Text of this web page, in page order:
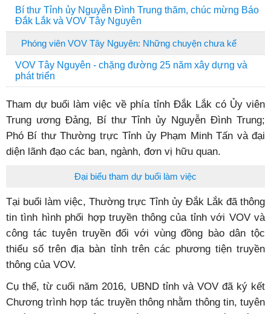
Bí thư Tỉnh ủy Nguyễn Đình Trung thăm, chúc mừng Báo
Đắk Lắk và VOV Tây Nguyên
Phóng viên VOV Tây Nguyên: Những chuyện chưa kể
VOV Tây Nguyên - chặng đường 25 năm xây dựng và
phát triển
Tham dự buổi làm việc về phía tỉnh Đắk Lắk có Ủy viên
Trung ương Đảng, Bí thư Tỉnh ủy Nguyễn Đình Trung;
Phó Bí thư Thường trực Tỉnh ủy Phạm Minh Tấn và đại
diện lãnh đạo các ban, ngành, đơn vị hữu quan.
Đại biểu tham dự buổi làm việc
Tại buổi làm việc, Thường trực Tỉnh ủy Đắk Lắk đã thông
tin tình hình phối hợp truyền thông của tỉnh với VOV và
công tác tuyên truyền đối với vùng đồng bào dân tộc
thiểu số trên địa bàn tỉnh trên các phương tiện truyền
thông của VOV.
Cụ thể, từ cuối năm 2016, UBND tỉnh và VOV đã ký kết
Chương trình hợp tác truyền thông nhằm thông tin, tuyên